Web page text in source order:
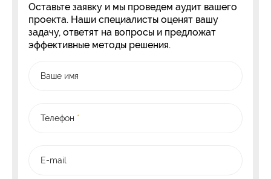
Оставьте заявку и мы проведем аудит вашего
проекта. Наши специалисты оценят вашу
задачу, ответят на вопросы и предложат
эффективные методы решения.
Ваше имя
Телефон *
E-mail